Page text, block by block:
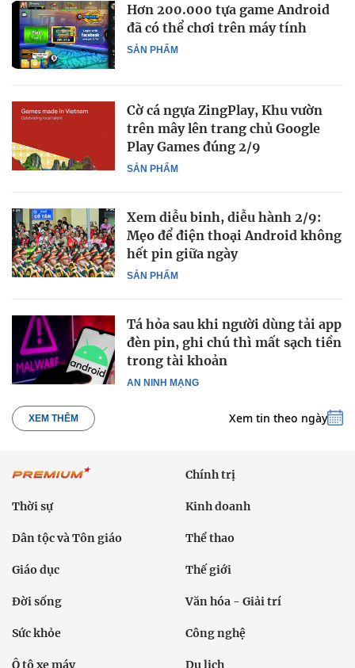
SẢN PHẨM
Hơn 200.000 tựa game Android
đã có thể chơi trên máy tính
SẢN PHẨM
Cờ cá ngựa ZingPlay, Khu vườn
trên mây lên trang chủ Google
Play Games đúng 2/9
SẢN PHẨM
Xem diễu binh, diễu hành 2/9:
Mẹo để điện thoại Android không
hết pin giữa ngày
AN NINH MẠNG
Tá hỏa sau khi người dùng tải app
đèn pin, ghi chú thì mất sạch tiền
trong tài khoản
XEM THÊM Xem tin theo ngày
Chính trị
Thời sự Kinh doanh
Dân tộc và Tôn giáo Thể thao
Giáo dục Thế giới
Đời sống Văn hóa - Giải trí
Sức khỏe Công nghệ
Ô tô xe máy Du lịch